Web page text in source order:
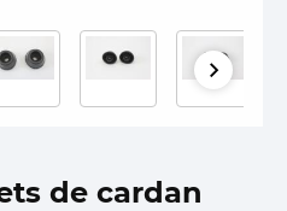
de cardan